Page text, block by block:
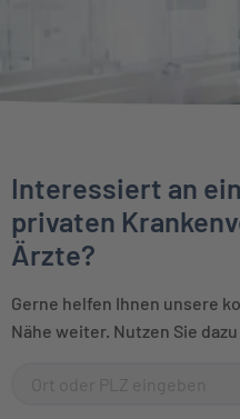
Interessiert an
privaten
Ärzte?
Gerne helfen Ihnen unsere
Nähe weiter. Nutzen Sie